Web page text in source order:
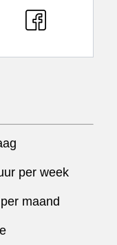
per week
maand